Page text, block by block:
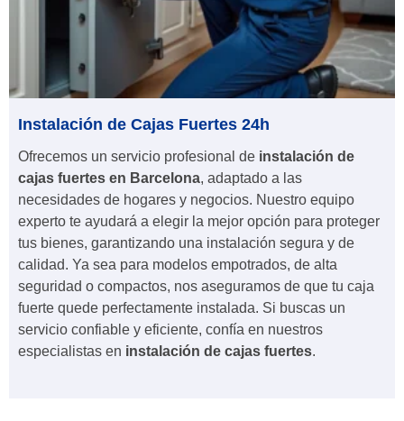
Instalación de Cajas Fuertes 24h
Ofrecemos un servicio profesional de instalación de
cajas fuertes en Barcelona, adaptado a las
necesidades de hogares y negocios. Nuestro equipo
experto te ayudará a elegir la mejor opción para proteger
tus bienes, garantizando una instalación segura y de
calidad. Ya sea para modelos empotrados, de alta
seguridad o compactos, nos aseguramos de que tu caja
fuerte quede perfectamente instalada. Si buscas un
servicio confiable y eficiente, confía en nuestros
especialistas en instalación de cajas fuertes.